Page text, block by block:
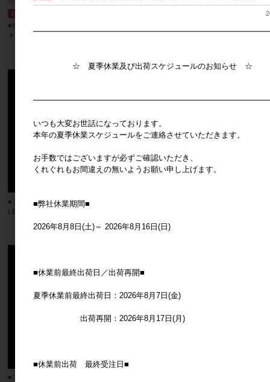
■SOW（ソウ）■ デコアニマルライ
ト カバ
■コベントガーデン■ ミラリス・ボール
LEDライト
メーカー希望小売価格
2,500円
■コベントガーデン■ カルゴ・ラウンド
☆ 夏季休業及び出荷スケジュールのお知らせ ☆
いつも大変お世話になっております。
本年の夏季休業スケジュールをご連絡させていただきます。
お手数ではございますが必ずご確認いただき、
くれぐれもお間違えの無いようお願い申し上げます。
■弊社休業期間■
2026年8月8日(土)～ 2026年8月16日(日)
■休業前最終出荷日／出荷再開■
夏季休業前最終出荷日：2026年8月7日(金)
出荷再開：2026年8月17日(月)
■休業前出荷 最終受注日■